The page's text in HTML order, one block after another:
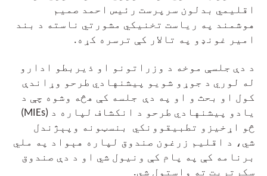
اقليمي بدلون سرپرست رئيس احمد صميم
هوشمند په رياست تخنيکي مشورتي ناسته د بند
امير غونډو په تالار کې ترسره کړه.
د دې جلسې موخه د وزراتونو او ذيربطو ادارو
له لوري د جوړو شويو پيشنهادي طرحو وړاندې
کول او بحث و او په دې جلسه کې هڅه وشوه چې د
يادو پيشنهادي طرحو د انکشاف لپاره د (MIEs)
څو اړخيزو تطبيقوونکي
بنسټونه وپېژندل
شي، د اقليم زرغون صندوق لپاره هېواد په ملي
برنامه کې په پام کې ونیول شي او د دې صندوق
سکرتريت ته واستول شي.